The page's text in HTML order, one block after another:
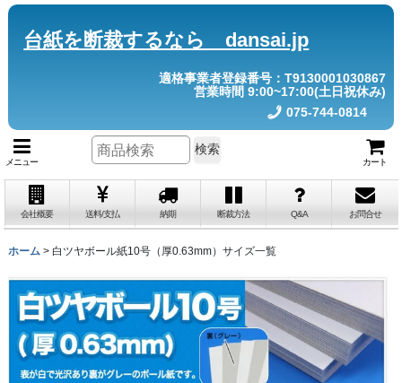
台紙を断裁するなら dansai.jp
適格事業者登録番号：T9130001030867
営業時間 9:00~17:00(土日祝休み)
075-744-0814
メニュー カート
検索
会社概要 送料/支払 納期 断裁方法 Q&A お問合せ
ホーム > 白ツヤボール紙10号（厚0.63mm）サイズ一覧